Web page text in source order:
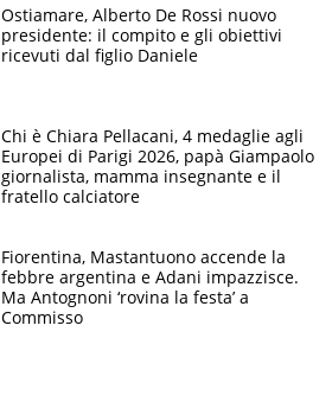
Ostiamare, Alberto De Rossi nuovo
presidente: il compito e gli obiettivi
ricevuti dal figlio Daniele
Chi è Chiara Pellacani, 4 medaglie agli
Europei di Parigi 2026, papà Giampaolo
giornalista, mamma insegnante e il
fratello calciatore
Fiorentina, Mastantuono accende la
febbre argentina e Adani impazzisce.
Ma Antognoni ‘rovina la festa’ a
Commisso